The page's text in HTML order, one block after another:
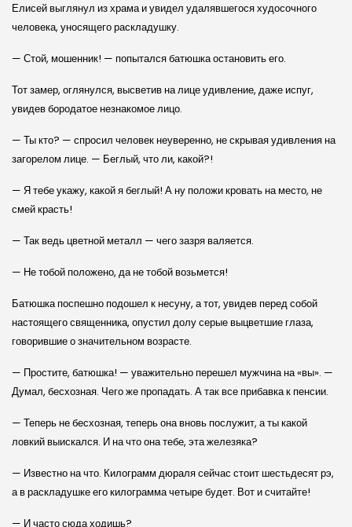
Елисей выглянул из храма и увидел удалявшегося худосочного
человека, уносящего раскладушку.
— Стой, мошенник! — попытался батюшка остановить его.
Тот замер, оглянулся, высветив на лице удивление, даже испуг,
увидев бородатое незнакомое лицо.
— Ты кто? — спросил человек неуверенно, не скрывая удивления на
загорелом лице. — Беглый, что ли, какой?!
— Я тебе укажу, какой я беглый! А ну положи кровать на место, не
смей красть!
— Так ведь цветной металл — чего зазря валяется.
— Не тобой положено, да не тобой возьмется!
Батюшка поспешно подошел к несуну, а тот, увидев перед собой
настоящего священника, опустил долу серые выцветшие глаза,
говорившие о значительном возрасте.
— Простите, батюшка! — уважительно перешел мужчина на «вы». —
Думал, бесхозная. Чего же пропадать. А так все прибавка к пенсии.
— Теперь не бесхозная, теперь она вновь послужит, а ты какой
ловкий выискался. И на что она тебе, эта железяка?
— Известно на что. Килограмм дюраля сейчас стоит шестьдесят рэ,
а в раскладушке его килограмма четыре будет. Вот и считайте!
— И часто сюда ходишь?